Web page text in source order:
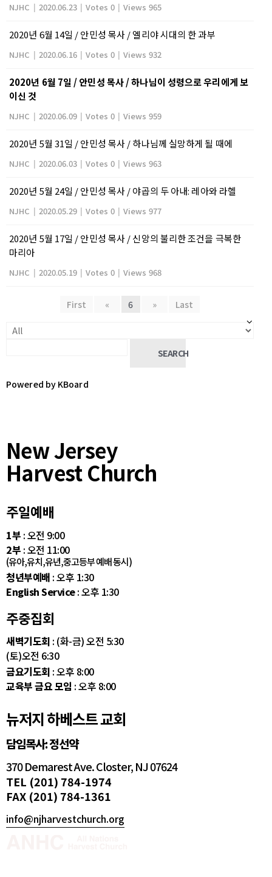
NJHC | 2020.06.23 | Votes 0 | Views 965
2020년 6월 14일 / 안민성 목사 / 엘리야 시대의 한 과부
NJHC | 2020.06.16 | Votes 0 | Views 932
2020년 6월 7일 / 안민성 목사 / 하나님이 성령으로 우리에게 보
이신 것
NJHC | 2020.06.09 | Votes 0 | Views 959
2020년 5월 31일 / 안민성 목사 / 하나님께 실망하게 될 때에
NJHC | 2020.06.03 | Votes 0 | Views 963
2020년 5월 24일 / 안민성 목사 / 야곱의 두 아내: 레아와 라헬
NJHC | 2020.05.29 | Votes 0 | Views 977
2020년 5월 17일 / 안민성 목사 / 신앙의 불리한 조건을 극복한
마리아
NJHC | 2020.05.19 | Votes 0 | Views 968
First « 6 » Last
SEARCH
Powered by KBoard
New Jersey
Harvest Church
주일예배
1부 : 오전 9:00
2부 : 오전 11:00
(유아,유치,유년,중고등부 예배 동시)
청년부예배 : 오후 1:30
English Service: 오후 1:30
주중집회
새벽기도회 : (화-금) 오전 5:30
(토)오전 6:30
금요기도회 : 오후 8:00
교육부 금요 모임 : 오후 8:00
뉴저지 하베스트 교회
담임목사: 정선약
370 Demarest Ave. Closter, NJ 07624
TEL (201) 784-1974
FAX (201) 784-1361
info@njharvestchurch.org